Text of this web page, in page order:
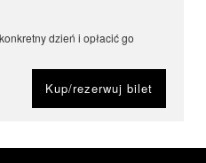
dzień i opłacić go
Kup/rezerwuj bilet